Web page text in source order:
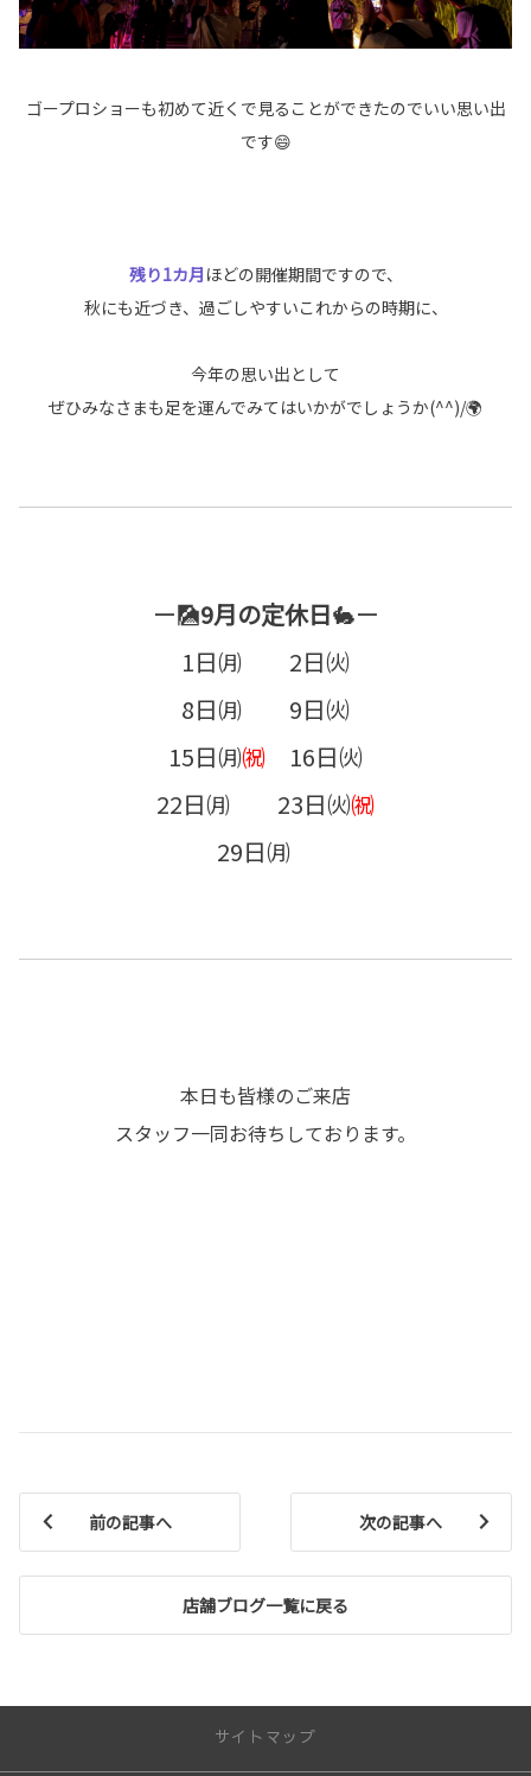
ゴープロショーも初めて近くで見ることができたのでいい思い出
です😄
残り1カ月 ほどの開催期間ですので、
秋にも近づき、過ごしやすいこれからの時期に、
今年の思い出として
ぜひみなさまも足を運んでみてはいかがでしょうか(^^)/🌍
ー🎑9月の定休日🐇ー
1日㈪ 2日㈫
8日㈪ 9日㈫
15日㈪㈷ 16日㈫
22日㈪ 23日㈫㈷
29日㈪
本日も皆様のご来店
スタッフ一同お待ちしております。
前の記事へ
店舗ブログ一覧に戻る
次の記事へ
サイトマップ